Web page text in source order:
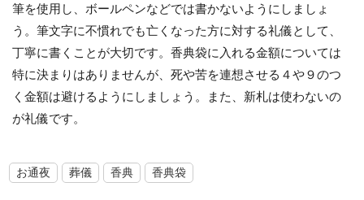
筆を使用し、ボールペンなどでは書かないようにしましょ
う。筆文字に不慣れでも亡くなった方に対する礼儀として、
丁寧に書くことが大切です。香典袋に入れる金額については
特に決まりはありませんが、死や苦を連想させる４や９のつ
く金額は避けるようにしましょう。また、新札は使わないの
が礼儀です。
お通夜 葬儀 香典 香典袋